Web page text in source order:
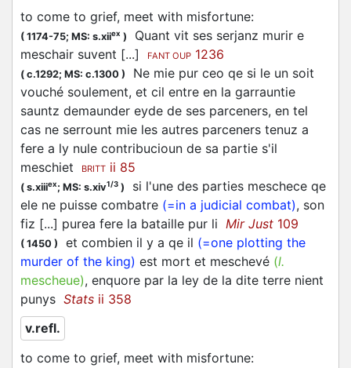
to come to grief, meet with misfortune:
( 1174-75; MS: s.xiiex )
Quant vit ses serjanz murir e
meschair suvent [...] FANT OUP 1236
( c.1292; MS: c.1300 )
Ne mie pur ceo qe si le un soit
vouché soulement, et cil entre en la garrauntie
sauntz demaunder eyde de ses parceners, en tel
cas ne serrount mie les autres parceners tenuz a
fere a ly nule contribucioun de sa partie s'il
meschiet
BRITT ii 85
( s.xiiiex; MS: s.xiv1/3 ) si l'une des parties meschece qe
ele ne puisse combatre (=in a judicial combat), son
fiz [...] purea fere la bataille pur li Mir Just 109
( 1450 ) et combien il y a qe il (=one plotting the
murder of the king) est mort et meschevé (l.
mescheue), enquore par la ley de la dite terre nient
punys Stats ii 358
v.refl.
to come to grief, meet with misfortune: